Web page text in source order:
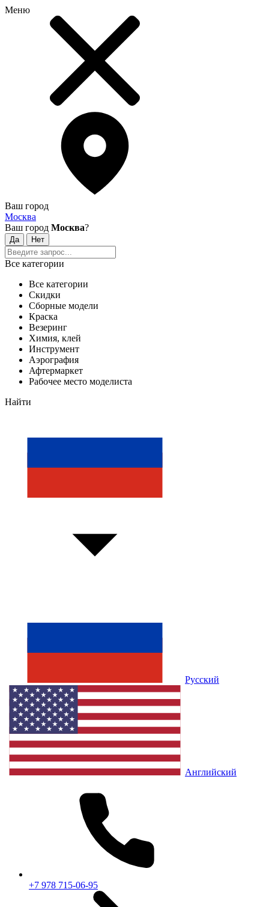
Меню
Ваш город
Москва
Ваш город Москва?
Все категории
Все категории
Скидки
Сборные модели
Краска
Везеринг
Химия, клей
Инструмент
Аэрография
Афтермаркет
Рабочее место моделиста
Найти
Русский
Английский
+7 978 715-06-95